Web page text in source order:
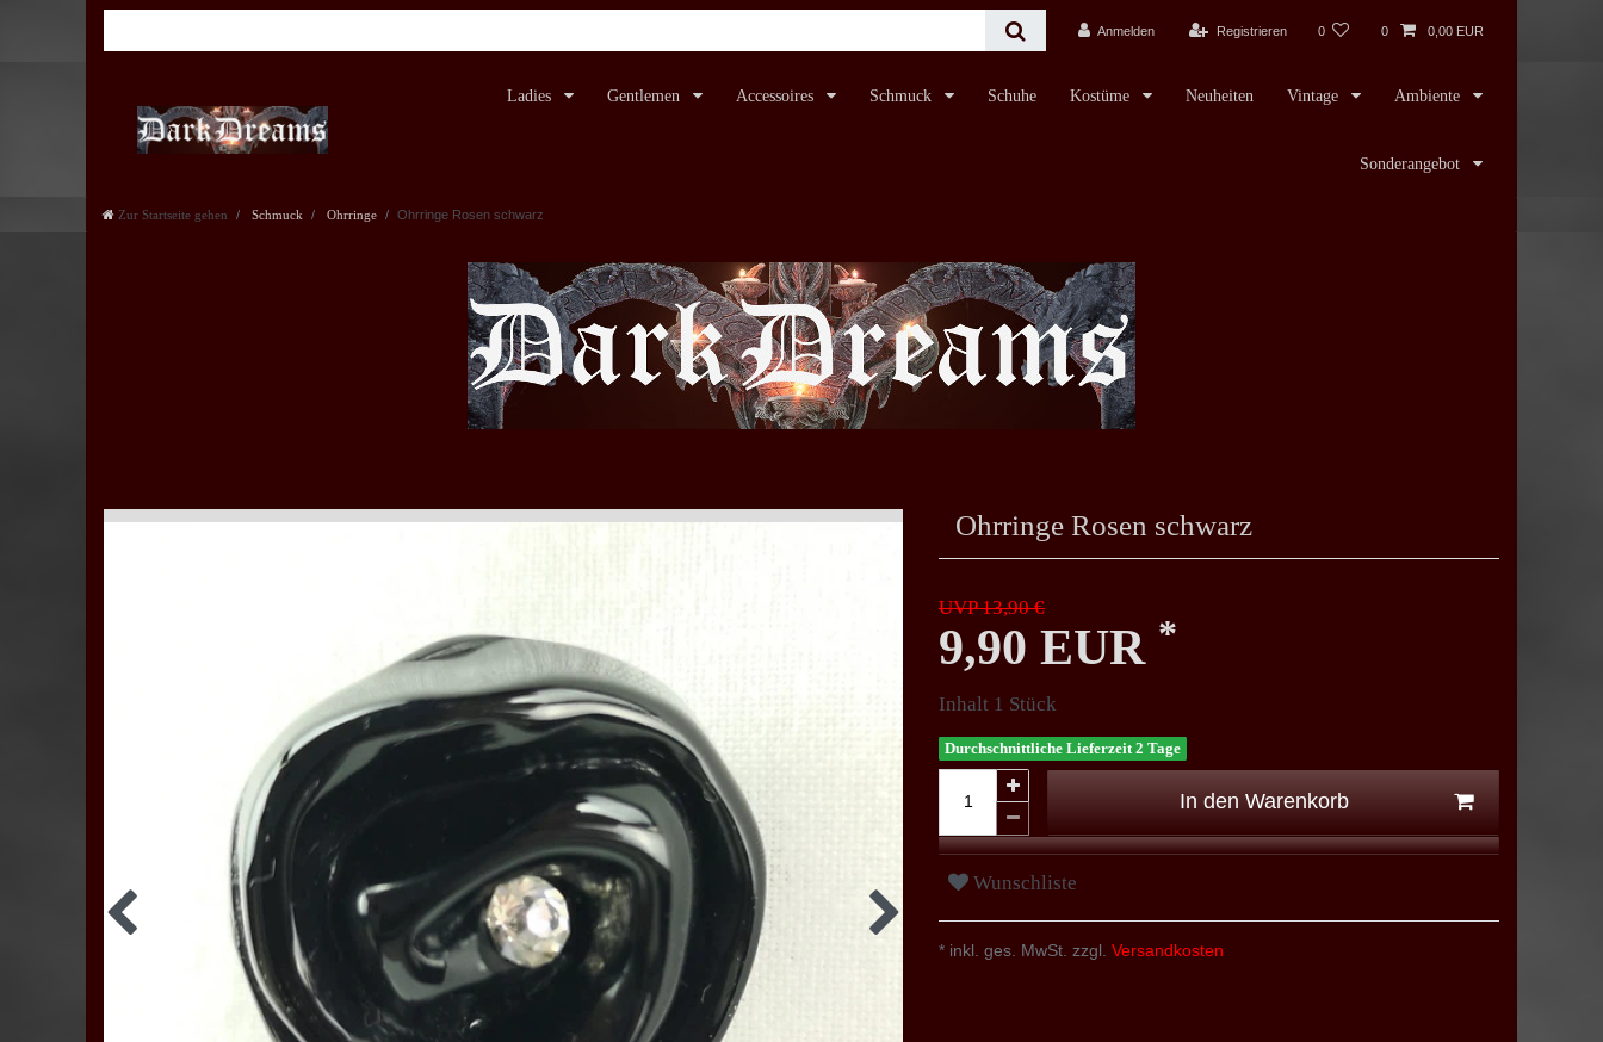
Anmelden Registrieren 0 0 0,00 EUR
Ladies Gentlemen Accessoires Schmuck Schuhe Kostüme Neuheiten Vintage Ambiente
Sonderangebot
Zur Startseite gehen Schmuck Ohrringe Ohrringe Rosen schwarz
Ohrringe Rosen schwarz
UVP 13,90 €
9,90 EUR *
Inhalt 1 Stück
Durchschnittliche Lieferzeit 2 Tage
In den Warenkorb
Wunschliste
* inkl. ges. MwSt. zzgl. Versandkosten